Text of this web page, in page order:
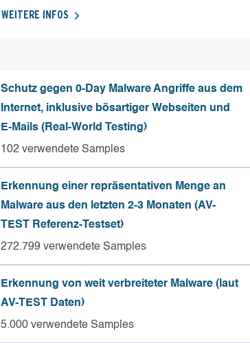
WEITERE INFOS
Schutz gegen 0-Day Malware Angriffe aus dem
Internet, inklusive bösartiger Webseiten und
E-Mails (Real-World Testing)
102 verwendete Samples
Erkennung einer repräsentativen Menge an
Malware aus den letzten 2-3 Monaten (AV-
TEST Referenz-Testset)
272.799 verwendete Samples
Erkennung von weit verbreiteter Malware (laut
AV-TEST Daten)
5.000 verwendete Samples